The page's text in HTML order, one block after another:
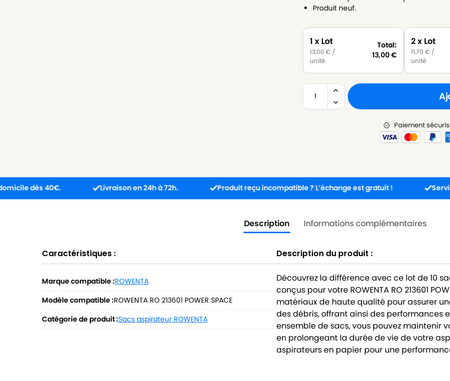
Produit neuf.
1 x Lot
13,00€ /
unité
Total:
13,00€
2 x Lot
11,70€ /
unité
Paiement
40€. Livraison en 24h à 72h. Produit reçu incompatible ? L’échange est gratuit ! Service client
Description Informations complémentaires
Caractéristiques :
Marque compatible :ROWENTA
Modèle compatible :ROWENTA RO 213601 POWER SPACE
Catégorie de produit :Sacs aspirateur ROWENTA
Description du produit :
Découvrez la différence avec ce lot de 10
conçus pour votre ROWENTA RO 213601
matériaux de haute qualité pour assurer
des débris, offrant ainsi des performances
ensemble de sacs, vous pouvez maintenir
en prolongeant la durée de vie de votre
aspirateurs en papier pour une